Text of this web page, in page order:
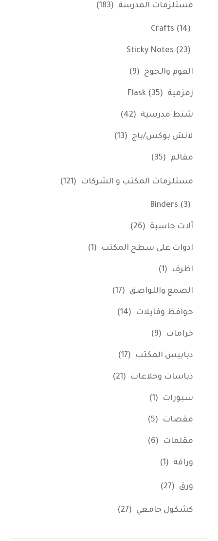
مستلزمات المدرسة (183)
Crafts (14)
Sticky Notes (23)
الفوم والجوخ (9)
زمزمية Flask (35)
شنط مدرسية (42)
لانش بوكس/باج (13)
مقالم (35)
مستلزمات المكتب و الشركات (121)
Binders (3)
آلات حاسبة (26)
ادوات على سطح المكتب (1)
اظرف (1)
الصمغ واللواصق (17)
حوافظ وفايلات (14)
خرامات (9)
دبابيس المكتب (17)
دباسات وخلاعات (21)
سبورات (1)
مقصات (5)
مقلمات (6)
وراقة (1)
ورق (27)
كشكول جامعي (27)